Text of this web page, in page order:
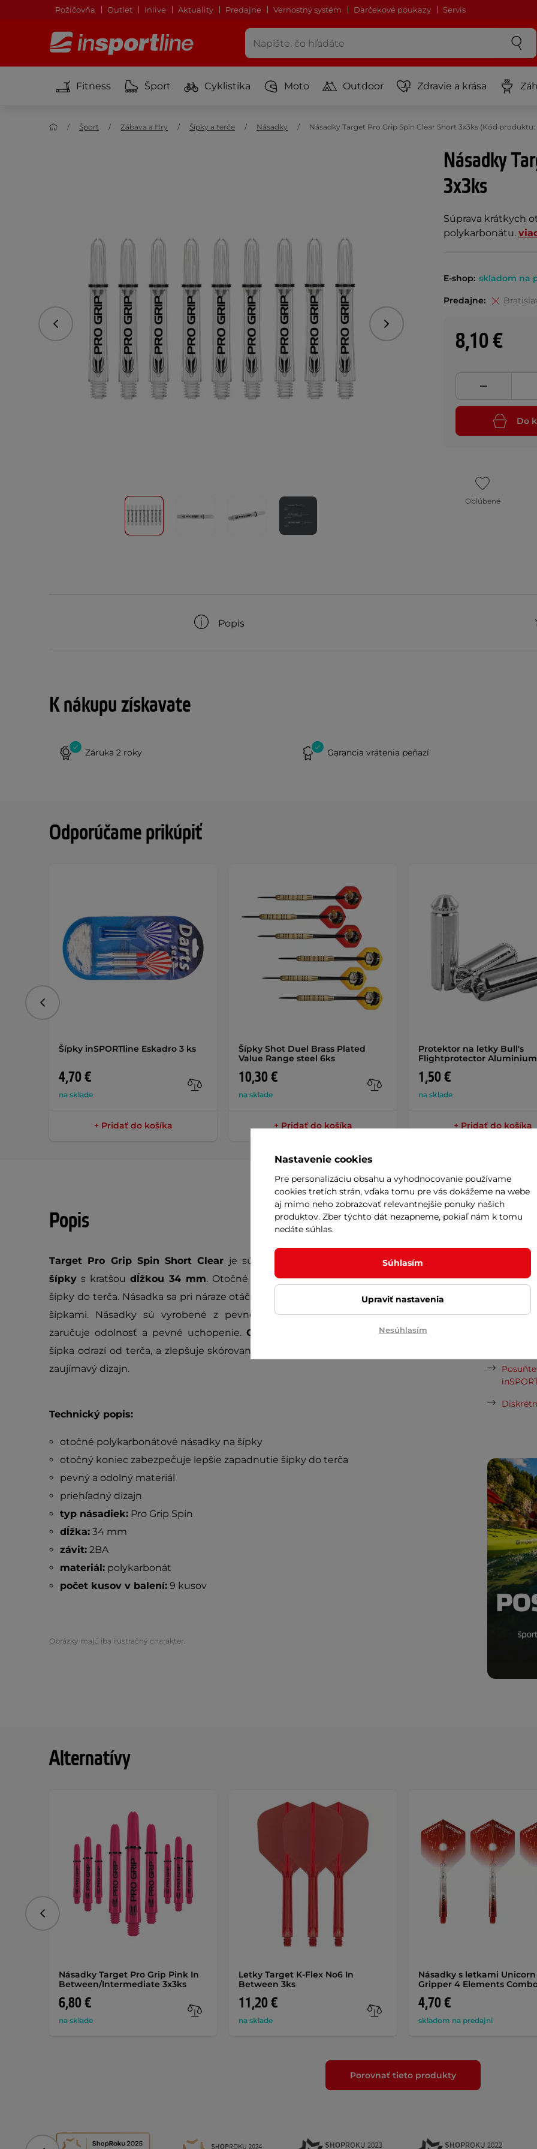
Požičovňa Outlet Inlive Aktuality Predajne Vernostný systém Darčekové poukazy Servis
Fitness Šport Cyklistika Moto Outdoor Zdravie a krása
Šport Zábava a Hry Šípky a terče Násadky Násadky Target Pro Grip Spin Clear Short 3x3ks (Kód produktu:
Násadky
3x3ks
Súprava krátkych
polykarbonátu.
Predchádzajúce Nasledujúce
E-shop: skladom na
Predajne:
8,10 €
Do
Obľúbené
Popis
K nákupu získavate
Záruka 2 roky Garancia vrátenia peňazí
Odporúčame prikúpiť
Šípky inSPORTline Eskadro 3 ks
4,70 €
na sklade
+ Pridať do košíka
Šípky Shot Duel Brass Plated
Value Range steel 6ks
10,30 €
na sklade
+ Pridať do košíka
Protektor na letky Bull's
Flightprotector
1,50 €
na sklade
+ Pridať do košíka
Predchádzajúce
Popis
Target Pro Grip Spin Short Clear je súprava deviatich
rotačných násadiek na
šípky s kratšou dĺžkou 34 mm. Otočné konce násadiek slúžia na lepšie uloženie
šípky do terča. Násadka sa pri náraze otáča, aby sa vytvoril priestor medzi ostatnými
šípkami. Násadky sú vyrobené z pevného priehľadnéhopolykarbonátu, ktorý
zaručuje odolnosť a pevné uchopenie. Otáčanie
znižuje pravdepodobnosť, že sa
šípka odrazí od terča, a zlepšuje skórovanie. Priehľadný materiál dodáva celej šípke
zaujímavý dizajn.
Technický popis:
otočné polykarbonátové násadky na šípky
otočný koniec zabezpečuje lepšie zapadnutie šípky do terča
pevný a odolný materiál
priehľadný dizajn
typ násadiek:Pro Grip Spin
dĺžka:34 mm
závit:2BA
materiál:polykarbonát
počet kusov v balení:9 kusov
Obrázky majú iba ilustračný charakter.
Vaša
Alternatívy
Násadky Target Pro Grip Pink In
Between/Intermediate 3x3ks
6,80 €
na sklade
Letky Target K-Flex No6 In
Between 3ks
11,20 €
na sklade
Násadky s letkami Unicorn
Gripper 4 Elements
4,70 €
skladom na predajni
Predchádzajúce
Porovnať tieto produkty
Nastavenie cookies
Pre personalizáciu obsahu a vyhodnocovanie používame
cookies tretích strán, vďaka tomu pre vás dokážeme na webe
aj mimo neho zobrazovať relevantnejšie ponuky našich
produktov. Zber týchto dát nezapneme, pokiaľ nám k tomu
nedáte súhlas.
Súhlasím
Upraviť nastavenia
Nesúhlasím